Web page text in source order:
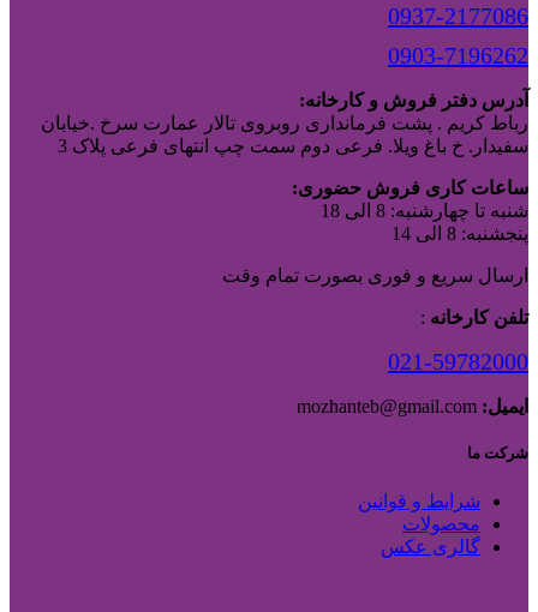
0937-2177086
0903-7196262
آدرس دفتر فروش و کارخانه:
رباط کریم . پشت فرمانداری روبروی تالار عمارت سرخ .خیابان
سفیدار. خ باغ ویلا. فرعی دوم سمت چپ انتهای فرعی پلاک 3
ساعات کاری فروش حضوری:
شنبه تا چهارشنبه: 8 الی 18
پنجشنبه: 8 الی 14
ارسال سریع و فوری بصورت تمام وقت
تلفن کارخانه :
021-59782000
ایمیل:
شرکت ما
شرایط و قوانین
محصولات
گالری عکس